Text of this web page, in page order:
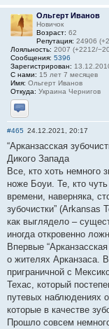
Ольгерт Иванов
Новичок
Возраст: 62
Репутация: 24906
Лояльность: 2007 (+2212/
Сообщения: 5396
Зарегистрирован:
С нами: 15 лет 7 месяцев
Имя: Ольгерт Иванов
Откуда: Украина Чернигов
Отправить личное
#465 24.12.2021, 20:17
“Арканзасская
Дикого Запада
Все, кто хоть немного
ноже Боуи. Те, кто
времени, наверняка,
зубочистки” (Arkansas
как выглядело –
иногда откровенно
Впервые
о жителях Арканзаса.
приграничной с
Техас, который
путевых наблюдениях
которые в качестве
Прошло совсем